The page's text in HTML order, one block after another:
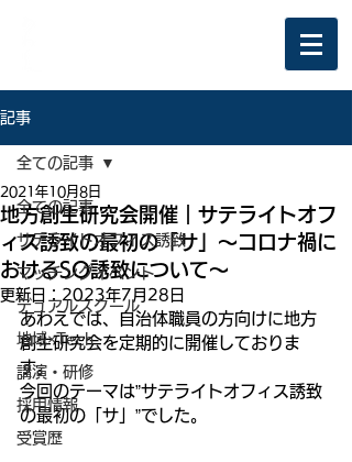
記事
全ての記事
サテライトオフィス誘致
マッチングイベント
デュアルスクール
地域×Tech
講演・研修
採用情報
受賞歴
全ての記事
地方創生研究会開催｜サテライトオフ
ィス誘致の最初の「サ」〜コロナ禍に
おけるSO誘致について〜
2021年10月8日
更新日： 2023年7月28日
あわえでは、自治体職員の方向けに地方
創生研究会を定期的に開催しておりま
す。
今回のテーマは”サテライトオフィス誘致
の最初の「サ」”でした。